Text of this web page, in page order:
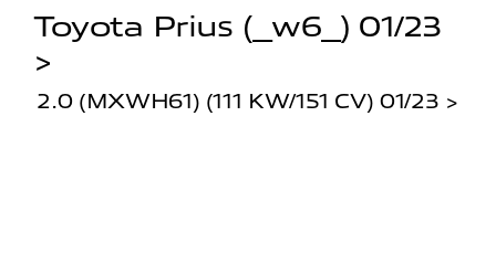
Toyota Prius (_w6_) 01/23
>
2.0 (MXWH61) (111 KW/151 CV) 01/23 >